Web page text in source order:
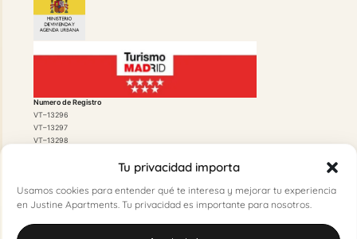
Tu privacidad importa
Usamos cookies para entender qué te interesa y mejorar tu experiencia
en Justine Apartments. Tu privacidad es importante para nosotros.
Numero de Registro
VT–13296
VT–13297
VT–13298